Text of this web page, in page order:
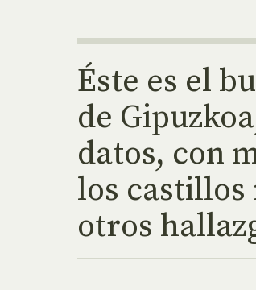
Éste es el
de
datos, con
los
otros